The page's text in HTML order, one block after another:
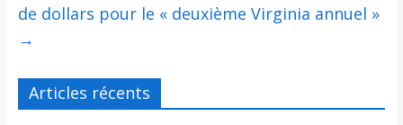
de dollars pour le « deuxième Virginia annuel »
→
Articles récents